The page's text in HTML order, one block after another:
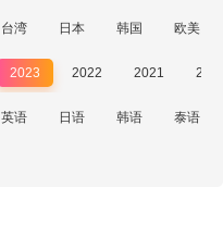
台湾 日本 韩国 欧美
2023 2022 2021
英语 日语 韩语 泰语